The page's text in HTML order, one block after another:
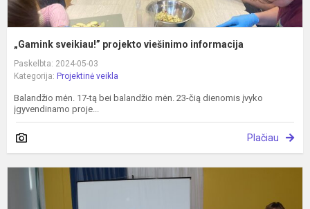
„Gamink sveikiau!” projekto viešinimo informacija
Paskelbta: 2024-05-03
Kategorija: Projektinė veikla
Balandžio mėn. 17-tą bei balandžio mėn. 23-čią dienomis įvyko
įgyvendinamo proje...
Plačiau